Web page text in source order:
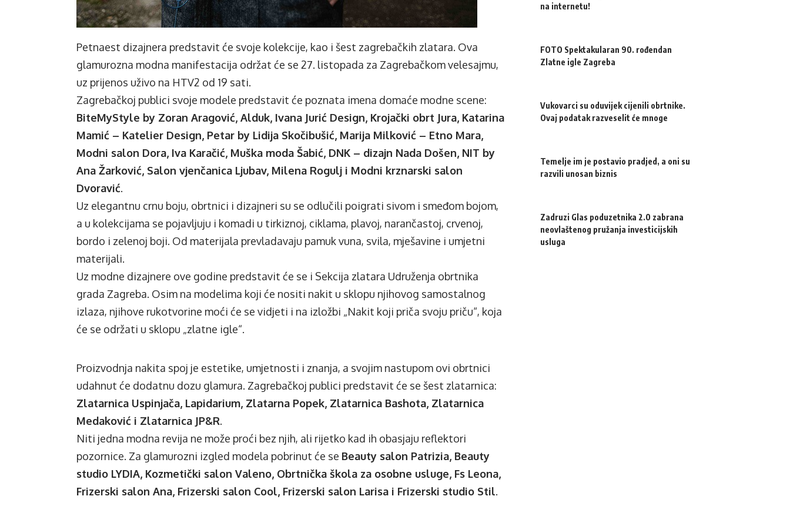
Petnaest dizajnera predstavit će svoje kolekcije, kao i šest zagrebačkih zlatara. Ova
glamurozna modna manifestacija održat će se 27. listopada za Zagrebačkom velesajmu,
uz prijenos uživo na HTV2 od 19 sati.
Zagrebačkoj publici svoje modele predstavit će poznata imena domaće modne scene:
BiteMyStyle by Zoran Aragović, Alduk, Ivana Jurić Design, Krojački obrt Jura, Katarina
Mamić – Katelier Design, Petar by Lidija Skočibušić, Marija Milković – Etno Mara,
Modni salon Dora, Iva Karačić, Muška moda Šabić, DNK – dizajn Nada Došen, NIT by
Ana Žarković, Salon vjenčanica Ljubav, Milena Rogulj i Modni krznarski salon
Dvoravić.
Uz elegantnu crnu boju, obrtnici i dizajneri su se odlučili poigrati sivom i smeđom bojom,
a u kolekcijama se pojavljuju i komadi u tirkiznoj, ciklama, plavoj, narančastoj, crvenoj,
bordo i zelenoj boji. Od materijala prevladavaju pamuk vuna, svila, mješavine i umjetni
materijali.
Uz modne dizajnere ove godine predstavit će se i Sekcija zlatara Udruženja obrtnika
grada Zagreba. Osim na modelima koji će nositi nakit u sklopu njihovog samostalnog
izlaza, njihove rukotvorine moći će se vidjeti i na izložbi „Nakit koji priča svoju priču“, koja
će se održati u sklopu „zlatne igle“.
Proizvodnja nakita spoj je estetike, umjetnosti i znanja, a svojim nastupom ovi obrtnici
udahnut će dodatnu dozu glamura. Zagrebačkoj publici predstavit će se šest zlatarnica:
Zlatarnica Uspinjača, Lapidarium, Zlatarna Popek, Zlatarnica Bashota, Zlatarnica
Medaković i Zlatarnica JP&R.
Niti jedna modna revija ne može proći bez njih, ali rijetko kad ih obasjaju reflektori
pozornice. Za glamurozni izgled modela pobrinut će se Beauty salon Patrizia, Beauty
studio LYDIA, Kozmetički salon Valeno, Obrtnička škola za osobne usluge, Fs Leona,
Frizerski salon Ana, Frizerski salon Cool, Frizerski salon Larisa i Frizerski studio Stil.
na internetu!
FOTO Spektakularan 90. rođendan
Zlatne igle Zagreba
Vukovarci su oduvijek cijenili obrtnike.
Ovaj podatak razveselit će mnoge
Temelje im je postavio pradjed, a oni su
razvili unosan biznis
Zadruzi Glas poduzetnika 2.0 zabrana
neovlaštenog pružanja investicijskih
usluga